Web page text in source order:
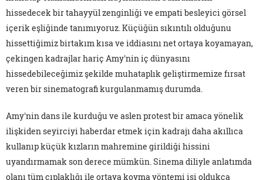
hissedecek bir tahayyül zenginliği ve empati besleyici görsel
içerik eşliğinde tanımıyoruz. Küçüğün sıkıntılı olduğunu
hissettiğimiz birtakım kısa ve iddiasını net ortaya koyamayan,
çekingen kadrajlar hariç Amy'nin iç dünyasını
hissedebileceğimiz şekilde muhataplık geliştirmemize fırsat
veren bir sinematografi kurgulanmamış durumda.
Amy'nin dans ile kurduğu ve aslen protest bir amaca yönelik
ilişkiden seyirciyi haberdar etmek için kadrajı daha akıllıca
kullanıp küçük kızların mahremine girildiği hissini
uyandırmamak son derece mümkün. Sinema diliyle anlatımda
olanı tüm çıplaklığı ile ortaya koyma yöntemi işi oldukça